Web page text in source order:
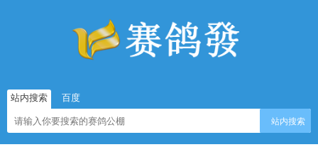
站内搜索 百度
站内搜索